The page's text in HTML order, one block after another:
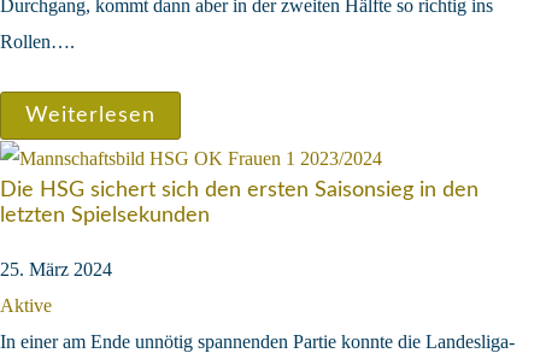
Durchgang, kommt dann aber in der zweiten Hälfte so richtig ins
Rollen….
Weiterlesen
Die HSG sichert sich den ersten Saisonsieg in den
letzten Spielsekunden
25. März 2024
Aktive
In einer am Ende unnötig spannenden Partie konnte die Landesliga-